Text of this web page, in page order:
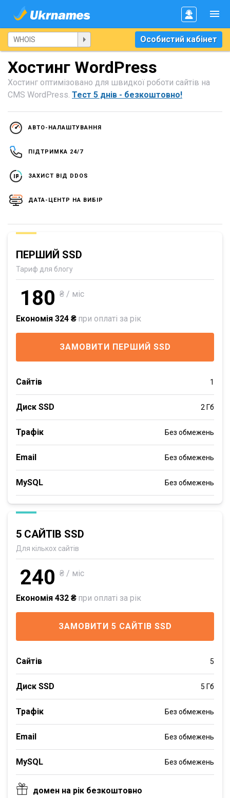
Особистий кабінет
Хостинг WordPress
Хостинг оптимізовано для швидкої роботи сайтів на
CMS WordPress. Тест 5 днів - безкоштовно!
АВТО-НАЛАШТУВАННЯ
ПІДТРИМКА 24/7
ЗАХИСТ ВІД DDOS
ДАТА-ЦЕНТР НА ВИБІР
ПЕРШИЙ SSD
Тариф для блогу
180 ₴ / міс
Економія 324 ₴ при оплаті за рік
ЗАМОВИТИ ПЕРШИЙ SSD
Сайтів 1
Диск SSD 2 Гб
Трафік Без обмежень
Email Без обмежень
MySQL Без обмежень
5 САЙТІВ SSD
Для кількох сайтів
240 ₴ / міс
Економія 432 ₴ при оплаті за рік
ЗАМОВИТИ 5 САЙТІВ SSD
Сайтів 5
Диск SSD 5 Гб
Трафік Без обмежень
Email Без обмежень
MySQL Без обмежень
домен на рік безкоштовно